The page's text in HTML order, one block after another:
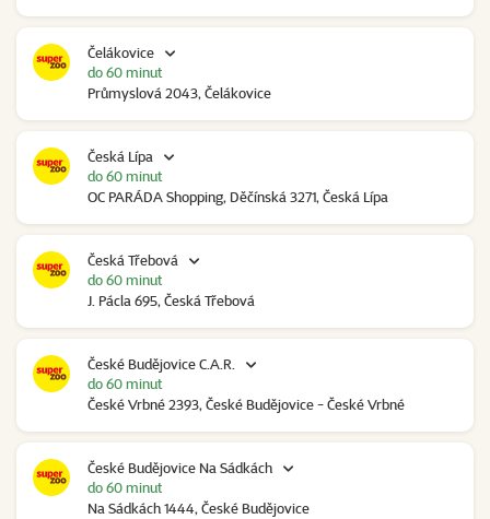
Čelákovice
Průmyslová 2043, Čelákovice
do 60 minut
Česká Lípa
OC PARÁDA Shopping, Děčínská 3271, Česká Lípa
do 60 minut
Česká Třebová
J. Pácla 695, Česká Třebová
do 60 minut
České Budějovice C.A.R.
České Vrbné 2393, České Budějovice - České Vrbné
do 60 minut
České Budějovice Na Sádkách
Na Sádkách 1444, České Budějovice
do 60 minut